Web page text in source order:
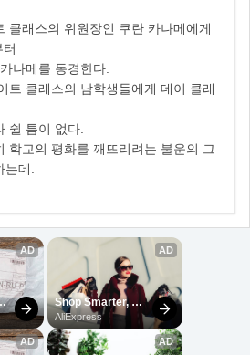
클래스의 위원장인 쿠란 카나메에게
나메를 동경한다.
트 클래스의 남학생들에게 데이 클래
쉴 틈이 없다.
학교의 평화를 깨뜨리려는 불운의 그
데.